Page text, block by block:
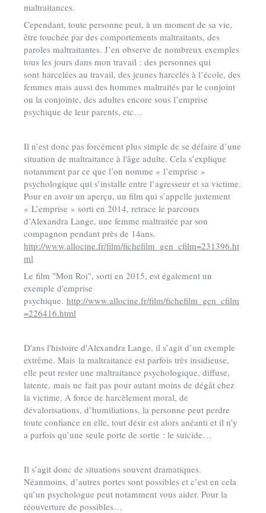
maltraitances.
Cependant, toute personne peut, à un moment de sa vie,
être touchée par des comportements maltraitants, des
paroles maltraitantes. J’en observe de nombreux exemples
tous les jours dans mon travail : des personnes qui
sont harcelées au travail, des jeunes harcelés à l’école, des
femmes mais aussi des hommes maltraités par le conjoint
ou la conjointe, des adultes encore sous l’emprise
psychique de leur parents, etc…
Il n’est donc pas forcément plus simple de se défaire d’une
situation de maltraitance à l'âge adulte. Cela s’explique
notamment par ce que l’on nomme « l’emprise »
psychologique qui s’installe entre l’agresseur et sa victime.
Pour en avoir un aperçu, un film qui s’appelle justement
« L’emprise » sorti en 2014, retrace le parcours
d’Alexandra Lange, une femme maltraitée par son
compagnon pendant près de 14ans.
http://www.allocine.fr/film/fichefilm_gen_cfilm=231396.ht
ml
Le film "Mon Roi", sorti en 2015, est également un
exemple d'emprise
psychique. http://www.allocine.fr/film/fichefilm_gen_cfilm
=226416.html
D'ans l'histoire d'Alexandra Lange, il s’agit d’un exemple
extrême. Mais la maltraitance est parfois très insidieuse,
elle peut rester une maltraitance psychologique, diffuse,
latente, mais ne fait pas pour autant moins de dégât chez
la victime. A force de harcèlement moral, de
dévalorisations, d’humiliations, la personne peut perdre
toute confiance en elle, tout désir est alors anéanti et il n’y
a parfois qu’une seule porte de sortie : le suicide…
Il s’agit donc de situations souvent dramatiques.
Néanmoins, d’autres portes sont possibles et c’est en cela
qu’un psychologue peut notamment vous aider. Pour la
réouverture de possibles…